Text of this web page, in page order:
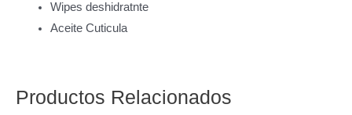
Wipes deshidratnte
Aceite Cuticula
Productos Relacionados